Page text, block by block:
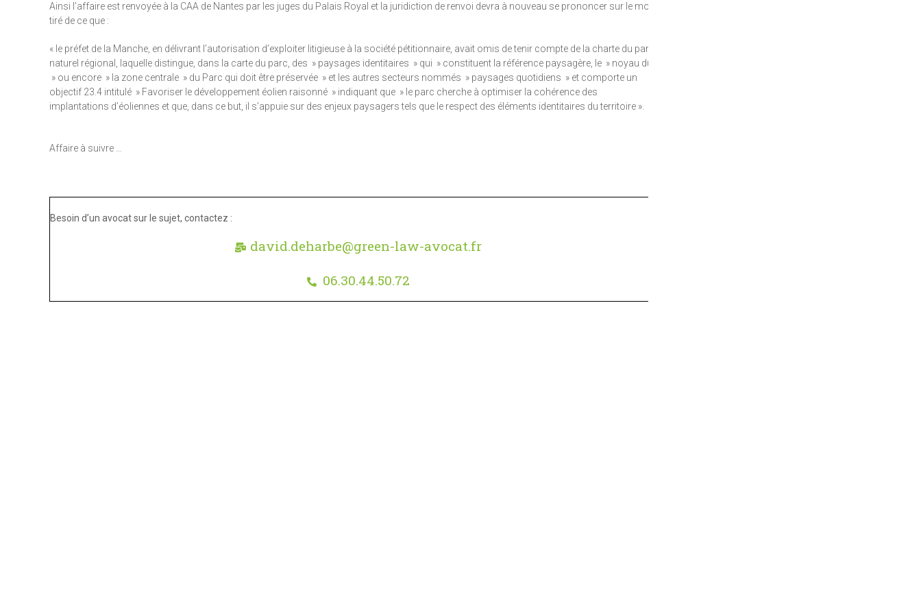
Ainsi l’affaire est renvoyée à la CAA de Nantes par les juges du Palais Royal et la juridiction de renvoi devra à nouveau se prononcer sur le moyen
tiré de ce que :
« le préfet de la Manche, en délivrant l’autorisation d’exploiter litigieuse à la société pétitionnaire, avait omis de tenir compte de la charte du parc
naturel régional, laquelle distingue, dans la carte du parc, des » paysages identitaires » qui » constituent la référence paysagère, le » noyau dur
» ou encore » la zone centrale » du Parc qui doit être préservée » et les autres secteurs nommés » paysages quotidiens » et comporte un
objectif 23.4 intitulé » Favoriser le développement éolien raisonné » indiquant que » le parc cherche à optimiser la cohérence des
implantations d’éoliennes et que, dans ce but, il s’appuie sur des enjeux paysagers tels que le respect des éléments identitaires du territoire ».
Affaire à suivre …
Besoin d’un avocat sur le sujet, contactez :
david.deharbe@green-law-avocat.fr
06.30.44.50.72